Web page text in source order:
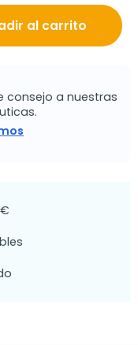
al carrito
consejo a nuestras